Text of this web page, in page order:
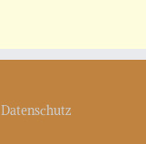
Datenschutz